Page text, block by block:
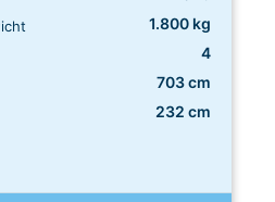
1.800 kg
4
703 cm
232 cm